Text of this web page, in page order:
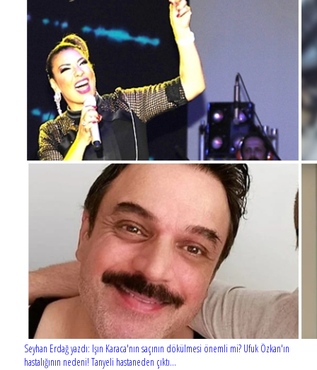
Seyhan Erdağ yazdı: Işın Karaca'nın saçının dökülmesi önemli mi? Ufuk Özkan'ın
hastalığının nedeni! Tanyeli hastaneden çıktı...